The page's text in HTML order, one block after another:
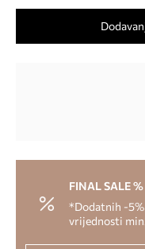
FINAL SALE %
*Dodatnih -5%
vrijednosti